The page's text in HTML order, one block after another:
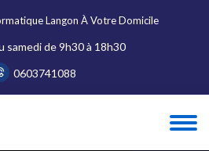
Langon À Votre Domicile
samedi de 9h30 à 18h30
0603741088